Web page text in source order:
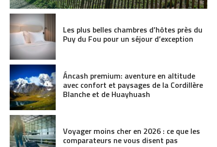
Les plus belles chambres d’hôtes près du
Puy du Fou pour un séjour d’exception
Áncash premium: aventure en altitude
avec confort et paysages de la Cordillère
Blanche et de Huayhuash
Voyager moins cher en 2026 : ce que les
comparateurs ne vous disent pas